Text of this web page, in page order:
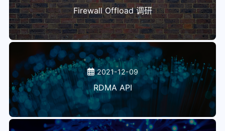
Firewall Offload 调研
2021-12-09
RDMA API